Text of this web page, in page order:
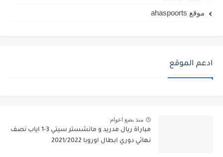
موقع ahaspoorts
ادعم الموقع
منذ بضع اعوام
مباراة ريال مدريد و مانشستر سيتي 3-1 اياب نصف
نهائي دوري ابطال اوروبا 2021/2022